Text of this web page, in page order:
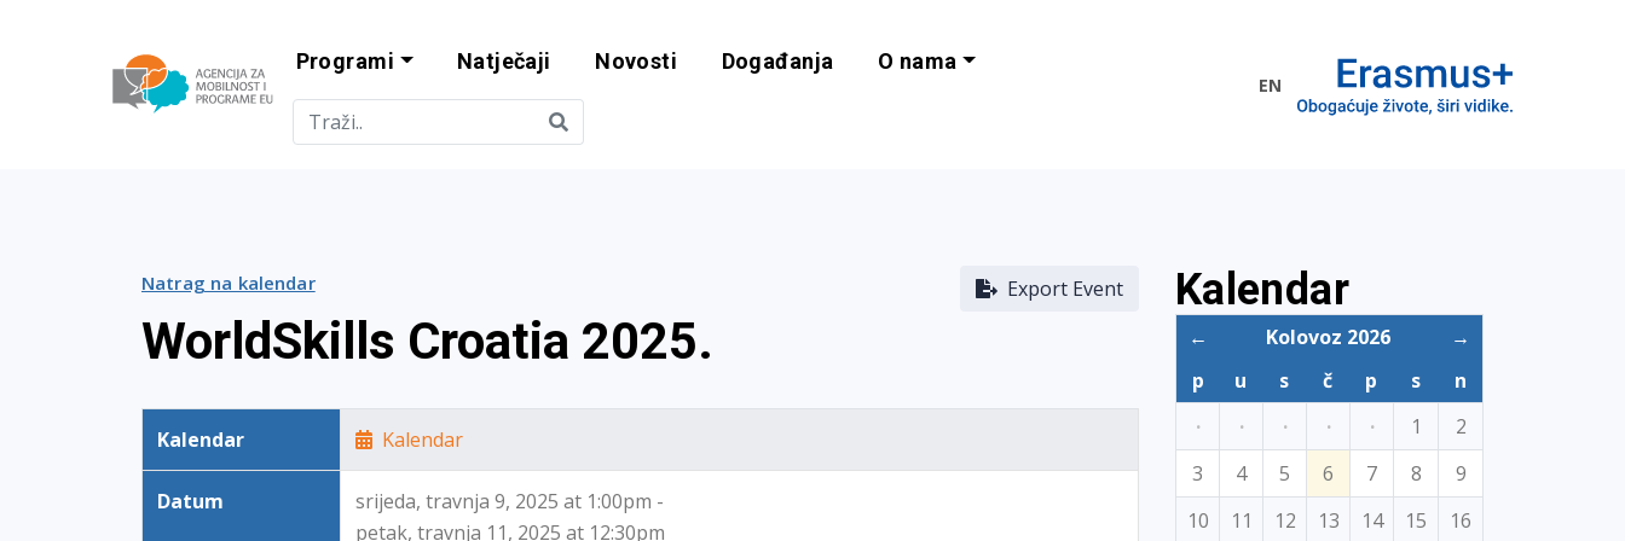
Agencija za mobilnost i programe EU
Programi Natječaji Novosti Događanja O nama
EN
Export Event
Natrag na kalendar
WorldSkills Croatia 2025.
Kalendar Kalendar
Datum
srijeda, travnja 9, 2025 at 1:00pm -
petak, travnja 11, 2025 at 12:30pm
Kalendar
← Kolovoz 2026
→
p
u s č p s
n
·
· · · · 1
2
3
4 5 6 7 8
9
10
11 12 13 14 15
16